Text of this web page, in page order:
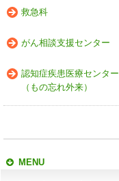
救急科
がん相談支援センター
認知症疾患医療センター
（もの忘れ外来）
MENU